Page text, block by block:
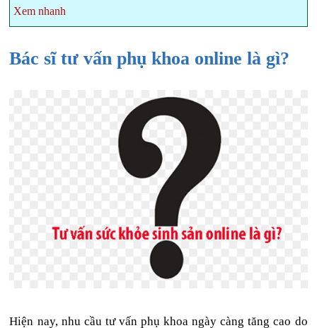
Xem nhanh
Bác sĩ tư vấn phụ khoa online là gì?
Hiện nay, nhu cầu tư vấn phụ khoa ngày càng tăng cao do